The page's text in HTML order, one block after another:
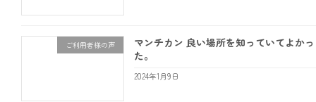
ご利用者様の声
マンチカン 良い場所を知っていてよかっ
た。
2024年1月9日